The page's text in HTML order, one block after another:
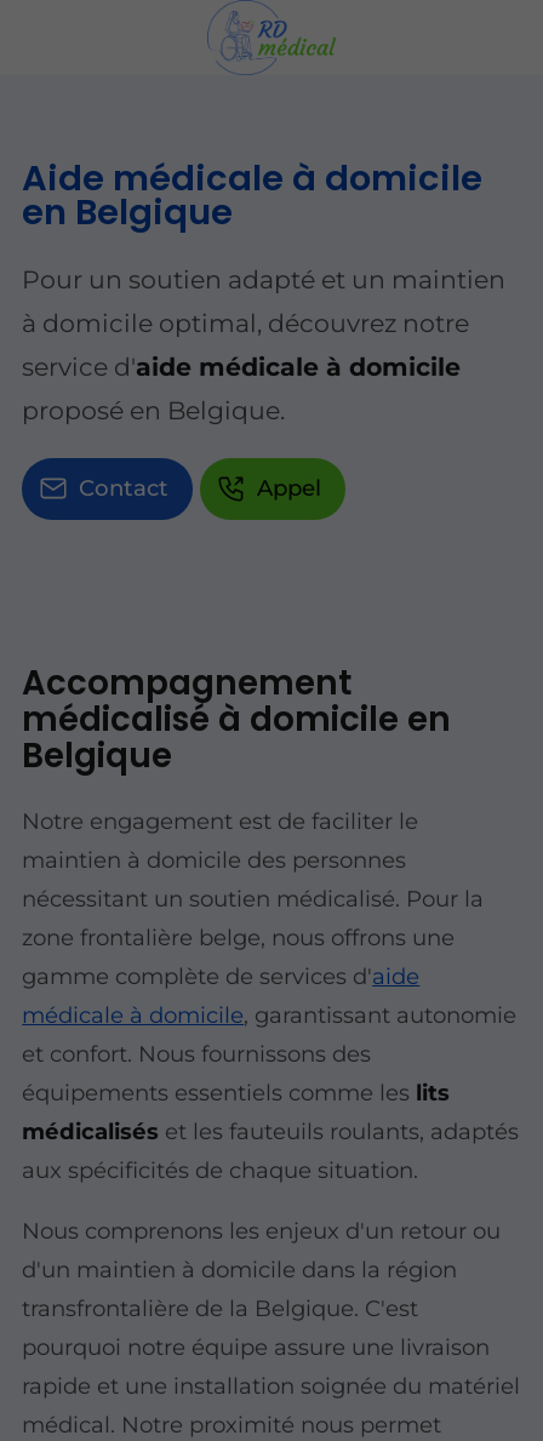
Aide médicale à domicile
en Belgique
Pour un soutien adapté et un maintien
à domicile optimal, découvrez notre
service d'aide médicale à domicile
proposé en Belgique.
Contact Appel
Accompagnement
médicalisé à domicile en
Belgique
Notre engagement est de faciliter le
maintien à domicile des personnes
nécessitant un soutien médicalisé. Pour la
zone frontalière belge, nous offrons une
gamme complète de services d'aide
médicale à domicile, garantissant autonomie
et confort. Nous fournissons des
équipements essentiels comme les lits
médicalisés et les fauteuils roulants, adaptés
aux spécificités de chaque situation.
Nous comprenons les enjeux d'un retour ou
d'un maintien à domicile dans la région
transfrontalière de la Belgique. C'est
pourquoi notre équipe assure une livraison
rapide et une installation soignée du matériel
médical. Notre proximité nous permet